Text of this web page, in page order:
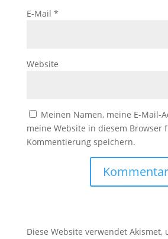
E-Mail *
Website
Meinen Namen, meine E-Mail-
meine Website in diesem Browser
Kommentierung speichern.
Diese Website verwendet Akismet,